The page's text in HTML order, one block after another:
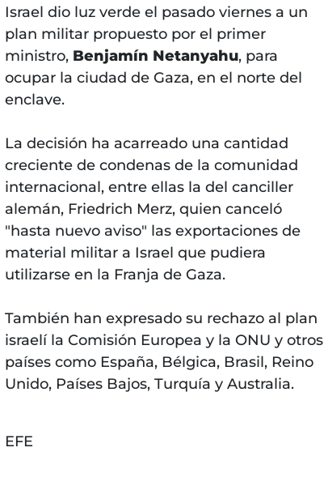
Israel dio luz verde el pasado viernes a un
plan militar propuesto por el primer
ministro, Benjamín Netanyahu, para
ocupar la ciudad de Gaza, en el norte del
enclave.
La decisión ha acarreado una cantidad
creciente de condenas de la comunidad
internacional, entre ellas la del canciller
alemán, Friedrich Merz, quien canceló
"hasta nuevo aviso" las exportaciones de
material militar a Israel que pudiera
utilizarse en la Franja de Gaza.
También han expresado su rechazo al plan
israelí la Comisión Europea y la ONU y otros
países como España, Bélgica, Brasil, Reino
Unido, Países Bajos, Turquía y Australia.
EFE